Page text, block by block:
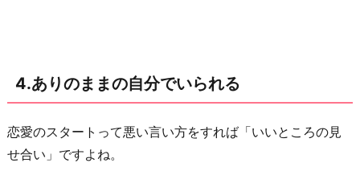
4.ありのままの自分でいられる
恋愛のスタートって悪い言い方をすれば「いいところの見
せ合い」ですよね。